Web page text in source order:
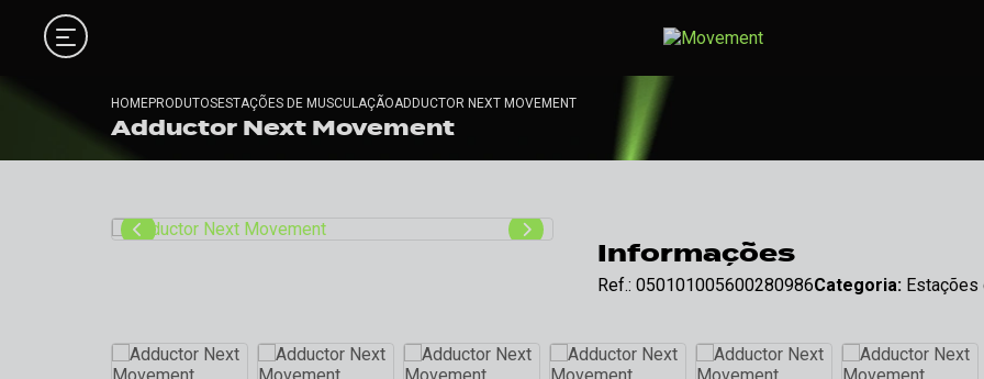
HOMEPRODUTOSESTAÇÕES DE MUSCULAÇÃOADDUCTOR NEXT MOVEMENT
Adductor Next Movement
Informações
Ref.: 050101005600280986 Categoria: Estações